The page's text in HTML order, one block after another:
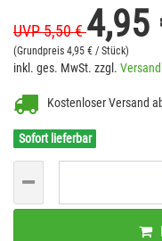
UVP 5,50 €4,95
(Grundpreis 4,95 € / Stück)
inkl. ges. MwSt. zzgl.
Kostenloser Versand
Sofort lieferbar